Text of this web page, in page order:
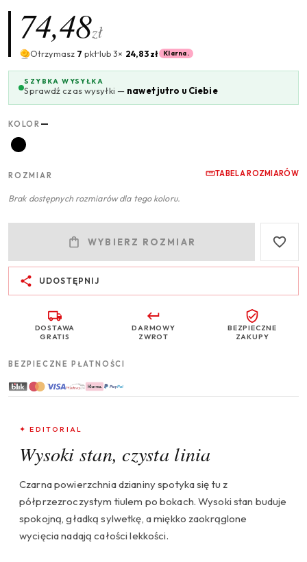
74,48zł
Otrzymasz 7 pktlub 3× 24,83 zł Klarna.
SZYBKA WYSYŁKA
Sprawdź czas wysyłki — nawet jutro u Ciebie
KOLOR —
ROZMIAR TABELA ROZMIARÓW
Brak dostępnych rozmiarów dla tego koloru.
WYBIERZ ROZMIAR
UDOSTĘPNIJ
DOSTAWA
GRATIS
DARMOWY
ZWROT
BEZPIECZNE
ZAKUPY
BEZPIECZNE PŁATNOŚCI
✦ EDITORIAL
Wysoki stan, czysta linia
Czarna powierzchnia dzianiny spotyka się tu z
półprzezroczystym tiulem po bokach. Wysoki stan buduje
spokojną, gładką sylwetkę, a miękko zaokrąglone
wycięcia nadają całości lekkości.